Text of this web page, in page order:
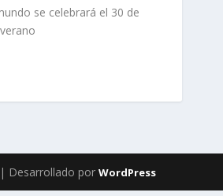
se celebrará el 30 de
| Desarrollado porWordPress